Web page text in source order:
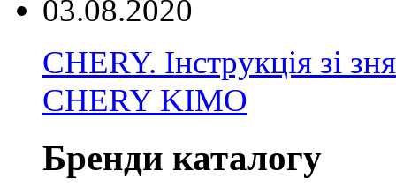
03.08.2020
CHERY. Інструкція зі
CHERY KIMO
Бренди каталогу